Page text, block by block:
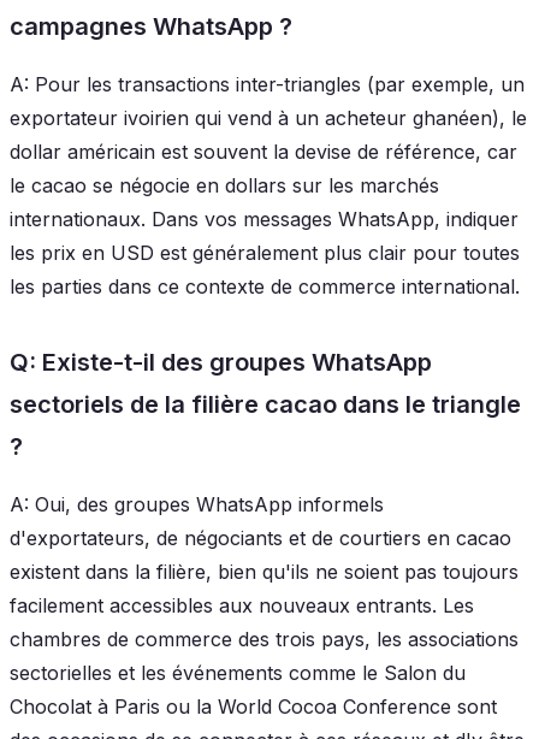
campagnes WhatsApp ?
A: Pour les transactions inter-triangles (par exemple, un
exportateur ivoirien qui vend à un acheteur ghanéen), le
dollar américain est souvent la devise de référence, car
le cacao se négocie en dollars sur les marchés
internationaux. Dans vos messages WhatsApp, indiquer
les prix en USD est généralement plus clair pour toutes
les parties dans ce contexte de commerce international.
Q: Existe-t-il des groupes WhatsApp
sectoriels de la filière cacao dans le triangle
?
A: Oui, des groupes WhatsApp informels
d'exportateurs, de négociants et de courtiers en cacao
existent dans la filière, bien qu'ils ne soient pas toujours
facilement accessibles aux nouveaux entrants. Les
chambres de commerce des trois pays, les associations
sectorielles et les événements comme le Salon du
Chocolat à Paris ou la World Cocoa Conference sont